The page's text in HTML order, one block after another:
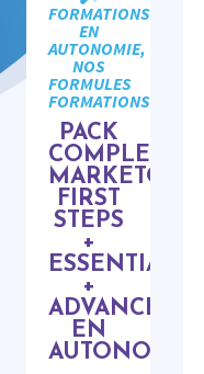
FORMATIONS
EN
AUTONOMIE,
NOS
FORMULES
FORMATIONS
PACK
COMPLET
MARKETO
FIRST
STEPS
+
ESSENTIALS
+
ADVANCED
EN
AUTONOMIE